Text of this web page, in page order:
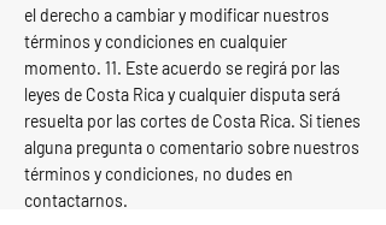
el derecho a cambiar y modificar nuestros
términos y condiciones en cualquier
momento. 11. Este acuerdo se regirá por las
leyes de Costa Rica y cualquier disputa será
resuelta por las cortes de Costa Rica. Si tienes
alguna pregunta o comentario sobre nuestros
términos y condiciones, no dudes en
contactarnos.